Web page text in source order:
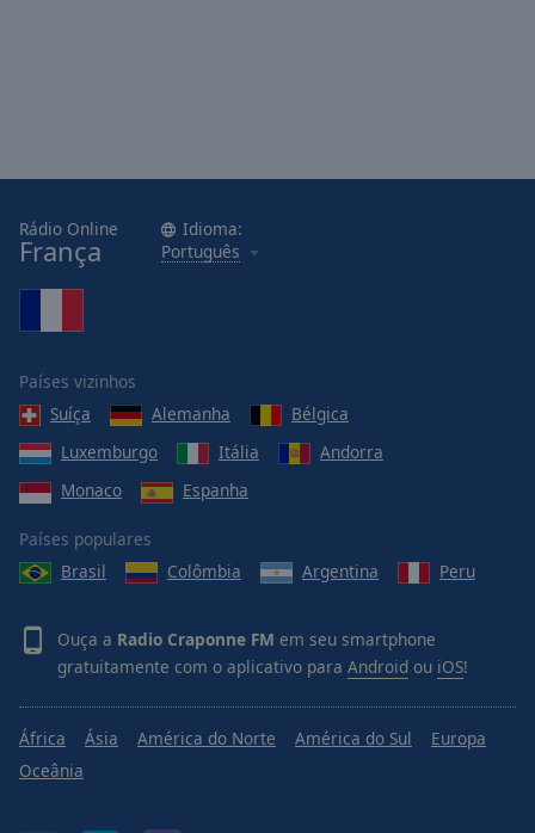
Rádio Online
França
Idioma:
Português
Países vizinhos
Suíça
Alemanha
Bélgica
Luxemburgo
Itália
Andorra
Monaco
Espanha
Países populares
Brasil
Colômbia Argentina Peru
Ouça a Radio Craponne FM em seu smartphone
gratuitamente com o aplicativo para Android ou iOS!
África Ásia América do Norte América do Sul
Europa
Oceânia